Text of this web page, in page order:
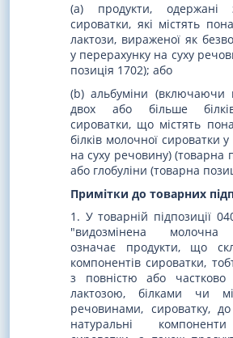
(a) продукти, одержані
сироватки, які містять
лактози, вираженої як
у перерахунку на суху
позиція 1702); або
(b) альбуміни (включаючи
двох або більше
сироватки, що містять
білків молочної сироватки
на суху речовину) (товарна
або глобуліни (товарна
Примітки до товарних
1. У товарній підпозиції
"видозмінена молочна
означає продукти, що
компонентів сироватки,
з повністю або частково
лактозою, білками чи
речовинами, сироватку, до
натуральні